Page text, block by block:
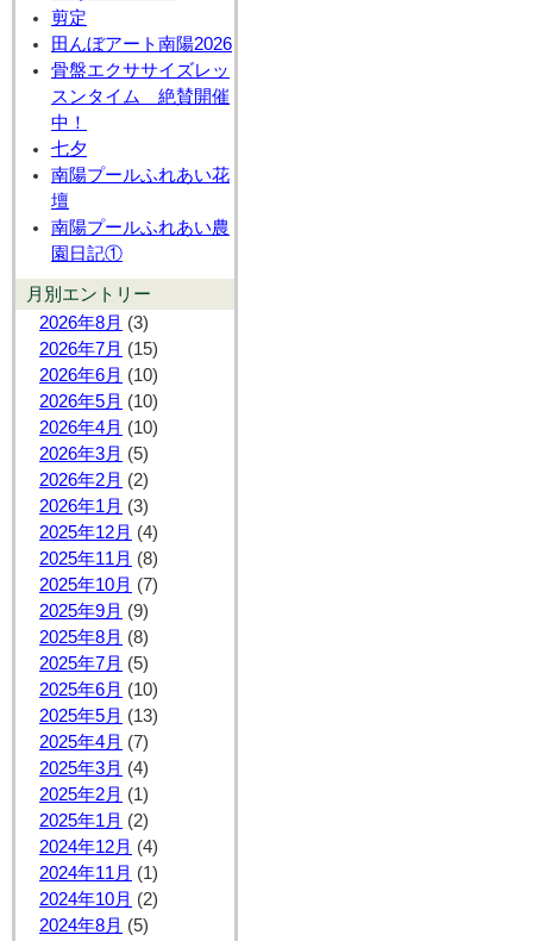
剪定
田んぼアート南陽2026
骨盤エクササイズレッ
スンタイム 絶賛開催
中！
七夕
南陽プールふれあい花
壇
南陽プールふれあい農
園日記①
月別エントリー
2026年8月 (3)
2026年7月 (15)
2026年6月 (10)
2026年5月 (10)
2026年4月 (10)
2026年3月 (5)
2026年2月 (2)
2026年1月 (3)
2025年12月 (4)
2025年11月 (8)
2025年10月 (7)
2025年9月 (9)
2025年8月 (8)
2025年7月 (5)
2025年6月 (10)
2025年5月 (13)
2025年4月 (7)
2025年3月 (4)
2025年2月 (1)
2025年1月 (2)
2024年12月 (4)
2024年11月 (1)
2024年10月 (2)
2024年8月 (5)